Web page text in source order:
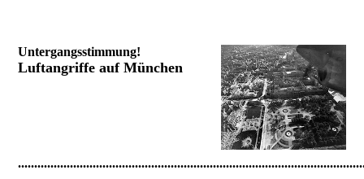
Untergangsstimmung!
Luftangriffe auf München